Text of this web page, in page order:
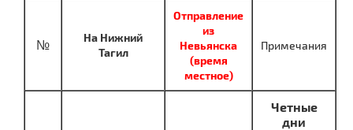
№
На Нижний
Тагил
Отправление
из
Невьянска
(время
местное)
Примечания
Четные
дни